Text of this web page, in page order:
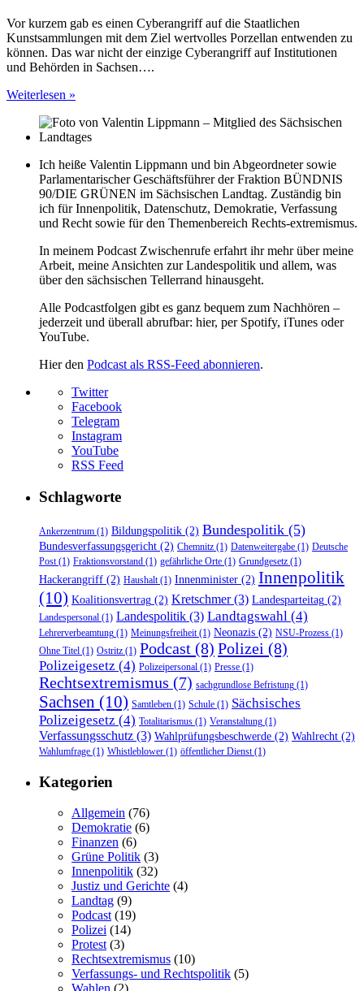
Vor kurzem gab es einen Cyberangriff auf die Staatlichen
Kunstsammlungen mit dem Ziel wertvolles Porzellan entwenden zu
können. Das war nicht der einzige Cyberangriff auf Institutionen
und Behörden in Sachsen….
Weiterlesen »
Ich heiße Valentin Lippmann und bin Abgeordneter sowie
Parlamentarischer Geschäftsführer der Fraktion BÜNDNIS
90/DIE GRÜNEN im Sächsischen Landtag. Zuständig bin
ich für Innenpolitik, Datenschutz, Demokratie, Verfassung
und Recht sowie für den Themenbereich Rechts-extremismus.
In meinem Podcast Zwischenrufe erfahrt ihr mehr über meine
Arbeit, meine Ansichten zur Landespolitik und allem, was
über den sächsischen Tellerrand hinausgeht.
Alle Podcastfolgen gibt es ganz bequem zum Nachhören –
jederzeit und überall abrufbar: hier, per Spotify, iTunes oder
YouTube.
Hier den Podcast als RSS-Feed abonnieren.
Twitter
Facebook
Telegram
Instagram
YouTube
RSS Feed
Schlagworte
Ankerzentrum (1) Bildungspolitik (2) Bundespolitik (5)
Bundesverfassungsgericht (2) Chemnitz (1) Datenweitergabe (1) Deutsche
Post(1) Fraktionsvorstand (1) gefährliche Orte (1) Grundgesetz (1)
Hackerangriff (2) Haushalt(1) Innenminister (2) Innenpolitik
(10) Koalitionsvertrag (2) Kretschmer(3) Landesparteitag (2)
Landespersonal (1) Landespolitik (3) Landtagswahl (4)
Lehrerverbeamtung (1) Meinungsfreiheit(1) Neonazis (2) NSU-Prozess (1)
Ohne Titel (1) Ostritz (1) Podcast (8) Polizei (8)
Polizeigesetz (4) Polizeipersonal (1) Presse (1)
Rechtsextremismus (7) sachgrundlose Befristung (1)
Sachsen (10) Samtleben (1) Schule (1) Sächsisches
Polizeigesetz (4) Totalitarismus (1) Veranstaltung (1)
Verfassungsschutz (3) Wahlprüfungsbeschwerde (2) Wahlrecht (2)
Wahlumfrage (1) Whistleblower (1) öffentlicher Dienst(1)
Kategorien
Allgemein (76)
Demokratie (6)
Finanzen (6)
Grüne Politik (3)
Innenpolitik (32)
Justiz und Gerichte (4)
Landtag (9)
Podcast (19)
Polizei (14)
Protest (3)
Rechtsextremismus (10)
Verfassungs- und Rechtspolitik (5)